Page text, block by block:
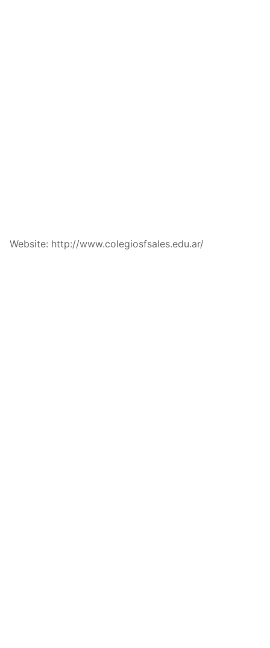
Website: http://www.colegiosfsales.edu.ar/